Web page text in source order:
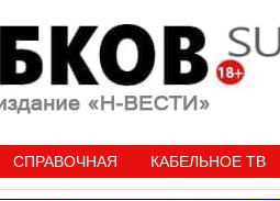
СПРАВОЧНАЯ КАБЕЛЬНОЕ ТВ